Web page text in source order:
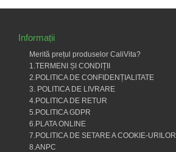
Informații
Merită prețul produselor CaliVita?
1.TERMENI ȘI CONDIȚII
2.POLITICA DE CONFIDENȚIALITATE
3. POLITICA DE LIVRARE
4.POLITICA DE RETUR
5.POLITICA GDPR
6.PLATA ONLINE
7.POLITICA DE SETARE A COOKIE-URILOR
8.ANPC